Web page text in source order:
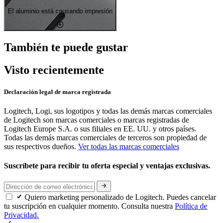
El aluminio está causando impresión
También te puede gustar
Visto recientemente
Declaración legal de marca registrada
Logitech, Logi, sus logotipos y todas las demás marcas comerciales
de Logitech son marcas comerciales o marcas registradas de
Logitech Europe S.A. o sus filiales en EE. UU. y otros países.
Todas las demás marcas comerciales de terceros son propiedad de
sus respectivos dueños. Ver todas las marcas comerciales
Suscríbete para recibir tu oferta especial y ventajas exclusivas.
Quiero marketing personalizado de Logitech. Puedes cancelar
tu suscripción en cualquier momento. Consulta nuestra Política de
Privacidad.